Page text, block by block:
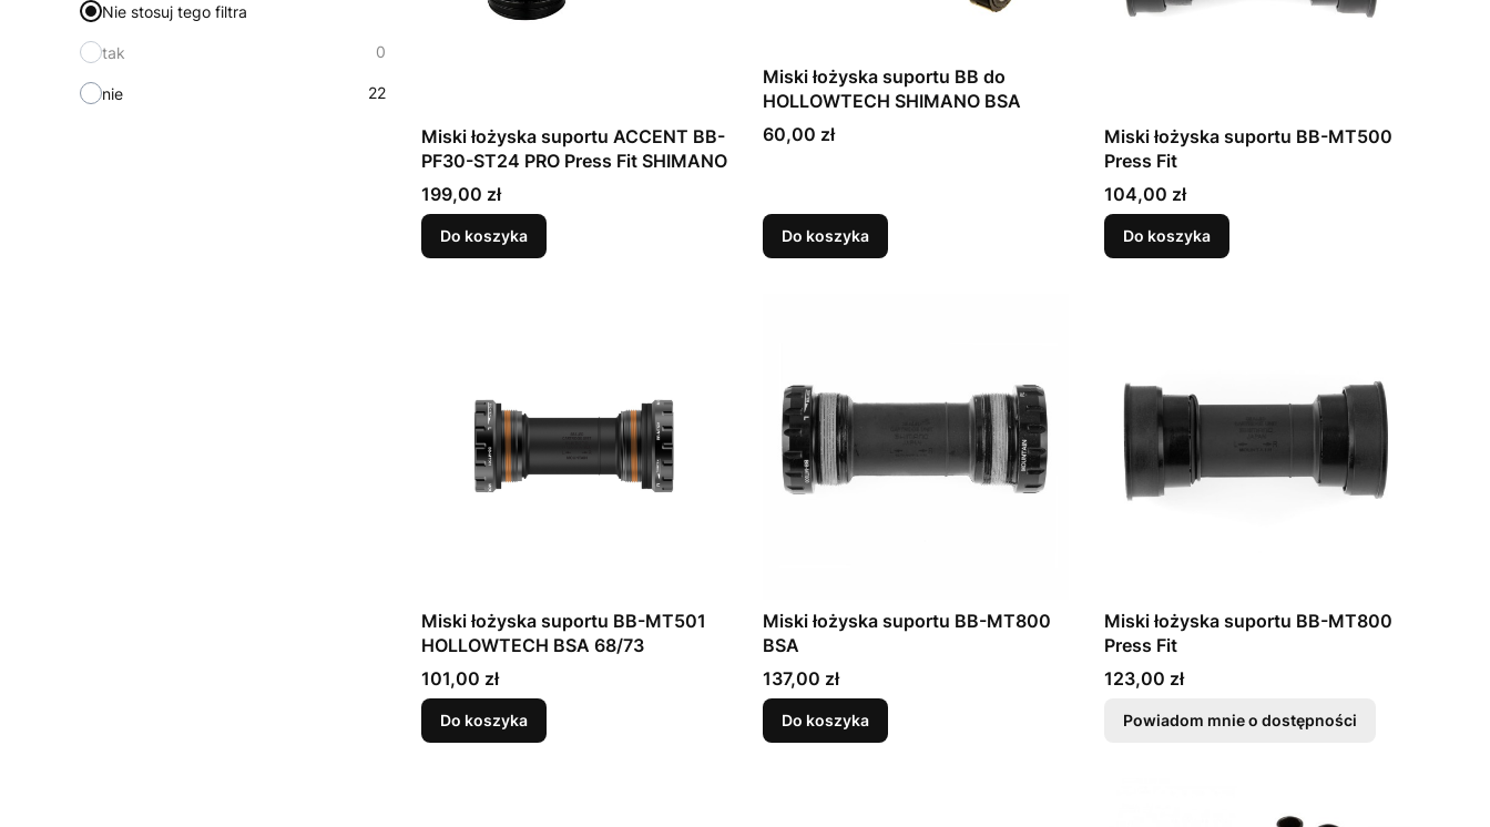
Nie stosuj tego filtra
tak 0
nie 22
Miski łożyska suportu ACCENT BB-
PF30-ST24 PRO Press Fit SHIMANO
Cena
199,00 zł
Do koszyka
Miski łożyska suportu BB do
HOLLOWTECH SHIMANO BSA
Cena
60,00 zł
Do koszyka
Miski łożyska suportu BB-MT500
Press Fit
Cena
104,00 zł
Do koszyka
Miski łożyska suportu BB-MT501
HOLLOWTECH BSA 68/73
Cena
101,00 zł
Do koszyka
Miski łożyska suportu BB-MT800
BSA
Cena
137,00 zł
Do koszyka
Miski łożyska suportu BB-MT800
Press Fit
Cena
123,00 zł
Powiadom mnie o dostępności